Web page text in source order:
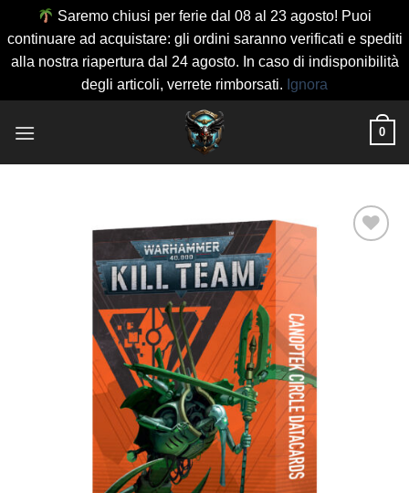
Saremo chiusi per ferie dal 08 al 23 agosto! Puoi
continuare ad acquistare: gli ordini saranno verificati e spediti
alla nostra riapertura dal 24 agosto. In caso di indisponibilità
degli articoli, verrete rimborsati. Ignora
0